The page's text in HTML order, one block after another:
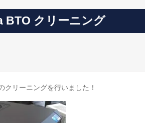
BTO クリーニング
クリーニングを行いました！